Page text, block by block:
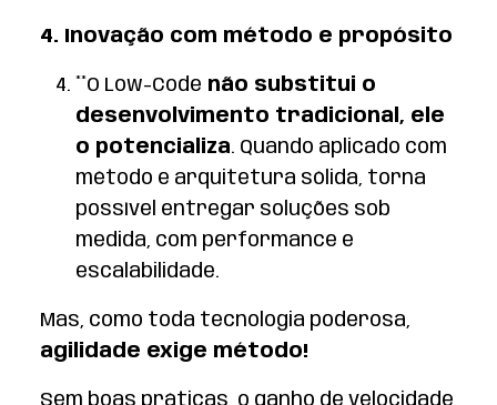
4. Inovação com método e propósito
**O Low-Code não substitui o
desenvolvimento tradicional, ele
o potencializa. Quando aplicado com
método e arquitetura sólida, torna
possível entregar soluções sob
medida, com performance e
escalabilidade.
Mas, como toda tecnologia poderosa,
agilidade exige método!